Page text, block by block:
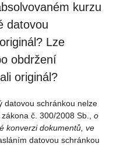
kurzu
datovou
Lze
obdržení
originál?
datovou schránkou nelze
č. 300/2008 Sb., o
konverzi dokumentů, ve
datovou schránkou